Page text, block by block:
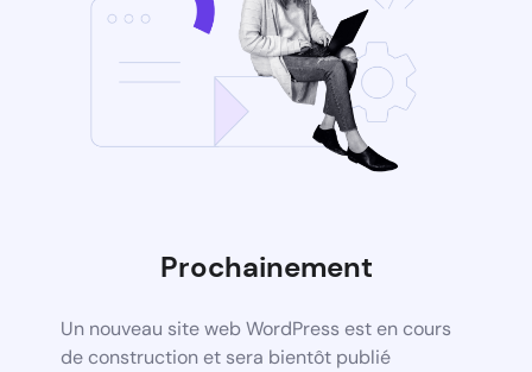
Prochainement
Un nouveau site web WordPress est en cours
de construction et sera bientôt publié